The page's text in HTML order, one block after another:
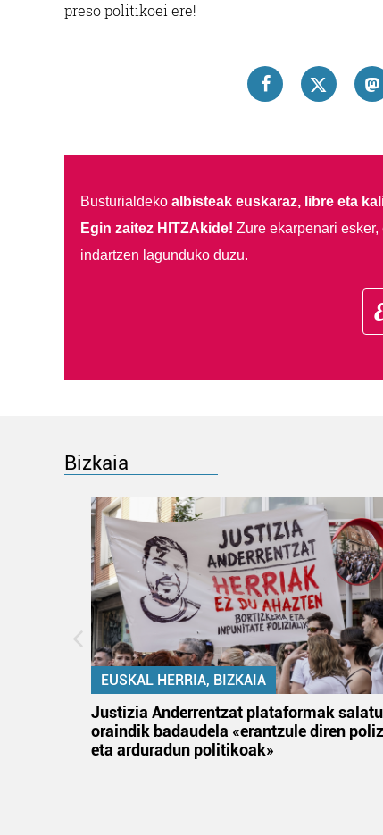
preso politikoei ere!
Busturialdeko albisteak euskaraz, libre eta
Egin zaitez HITZAkide! Zure ekarpenari
indartzen lagunduko duzu.
Bizkaia
EUSKAL HERRIA, BIZKAIA
Justizia Anderrentzat plataformak
oraindik badaudela «erantzule diren
eta arduradun politikoak»